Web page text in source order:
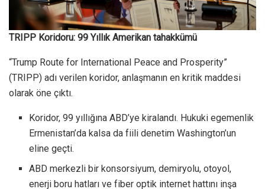
TRIPP Koridoru: 99 Yıllık Amerikan tahakkümü
“Trump Route for International Peace and Prosperity”
(TRIPP) adı verilen koridor, anlaşmanın en kritik maddesi
olarak öne çıktı.
Koridor, 99 yıllığına ABD’ye kiralandı. Hukuki egemenlik
Ermenistan’da kalsa da fiili denetim Washington’un
eline geçti.
ABD merkezli bir konsorsiyum, demiryolu, otoyol,
enerji boru hatları ve fiber optik internet hattını inşa